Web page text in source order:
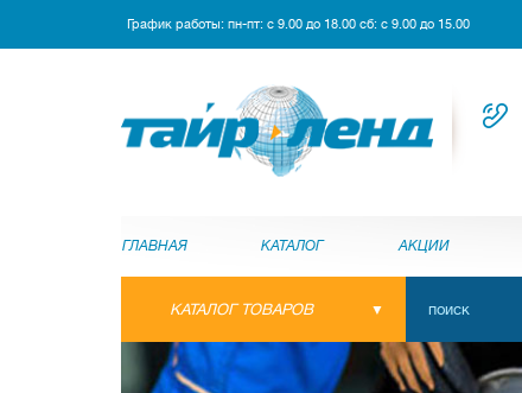
График работы: пн-пт: с 9.00 до 18.00 сб: с 9.00 до 15.00
ГЛАВНАЯ КАТАЛОГ АКЦИИ
КАТАЛОГ ТОВАРОВ